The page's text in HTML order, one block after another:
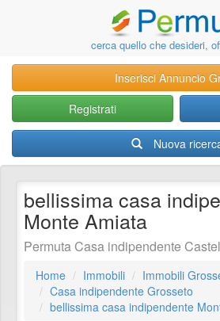
cerca quello che desideri,
Inserisci Annuncio
Registrati
Nuova
bellissima casa
Monte Amiata
Permuta Casa indipendente
Home Immobili
Immobili
Casa indipendente Grosseto
bellissima casa indipendente